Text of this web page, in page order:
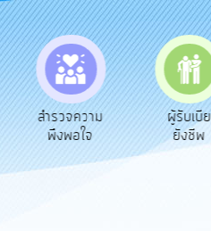
สำรวจความ
พึงพอใจ
ผู้รับเบีย
ยังชีพ